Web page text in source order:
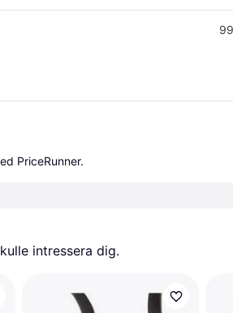
PriceRunner.
intressera dig.